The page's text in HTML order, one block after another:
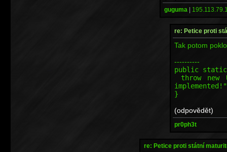
guguma |
re: Petice proti
Tak potom
----------
public
throw new
}
(odpovědět)
pr0ph3t
re: Petice proti státní